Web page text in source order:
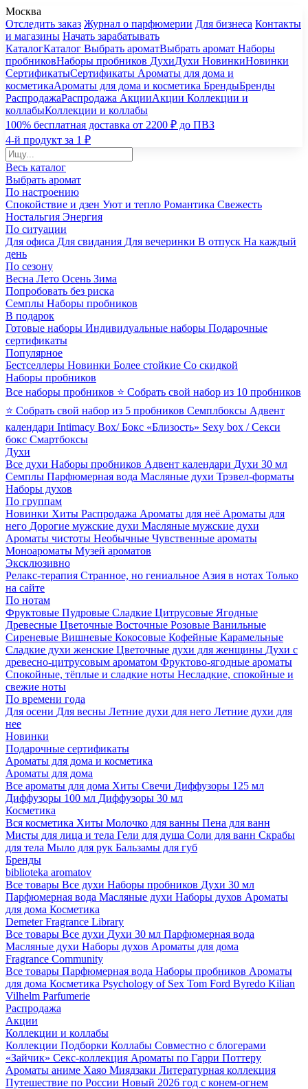
Москва
Отследить заказ Журнал о парфюмерии Для бизнеса Контакты
и магазины Начать зарабатывать
КаталогКаталог Выбрать ароматВыбрать аромат Наборы
пробниковНаборы пробников ДухиДухи НовинкиНовинки
СертификатыСертификаты Ароматы для дома и
косметикаАроматы для дома и косметика БрендыБренды
РаспродажаРаспродажа АкцииАкции Коллекции и
коллабыКоллекции и коллабы
100% бесплатная доставка от 2200 ₽ до ПВЗ
4-й продукт за 1 ₽
Весь каталог
Выбрать аромат
По настроению
Спокойствие и дзен Уют и тепло Романтика Свежесть
Ностальгия Энергия
По ситуации
Для офиса Для свидания Для вечеринки В отпуск На каждый
день
По сезону
Весна Лето Осень Зима
Попробовать без риска
Семплы Наборы пробников
В подарок
Готовые наборы Индивидуальные наборы Подарочные
сертификаты
Популярное
Бестселлеры Новинки Более стойкие Со скидкой
Наборы пробников
Все наборы пробников ⭐ Собрать свой набор из 10 пробников
⭐ Собрать свой набор из 5 пробников Семплбоксы Адвент
календари Intimacy Box/ Бокс «Близость» Sexy box / Секси
бокс Смартбоксы
Духи
Все духи Наборы пробников Адвент календари Духи 30 мл
Семплы Парфюмерная вода Масляные духи Трэвел-форматы
Наборы духов
По группам
Новинки Хиты Распродажа Ароматы для неё Ароматы для
него Дорогие мужские духи Масляные мужские духи
Ароматы чистоты Необычные Чувственные ароматы
Моноароматы Музей ароматов
Эксклюзивно
Релакс-терапия Странное, но гениальное Азия в нотах Только
на сайте
По нотам
Фруктовые Пудровые Сладкие Цитрусовые Ягодные
Древесные Цветочные Восточные Розовые Ванильные
Сиреневые Вишневые Кокосовые Кофейные Карамельные
Сладкие духи женские Цветочные духи для женщины Духи с
древесно-цитрусовым ароматом Фруктово-ягодные ароматы
Спокойные, тёплые и сладкие ноты Несладкие, спокойные и
свежие ноты
По времени года
Для осени Для весны Летние духи для него Летние духи для
нее
Новинки
Подарочные сертификаты
Ароматы для дома и косметика
Ароматы для дома
Все ароматы для дома Хиты Свечи Диффузоры 125 мл
Диффузоры 100 мл Диффузоры 30 мл
Косметика
Вся косметика Хиты Молочко для ванны Пена для ванн
Мисты для лица и тела Гели для душа Соли для ванн Скрабы
для тела Мыло для рук Бальзамы для губ
Бренды
biblioteka aromatov
Все товары Все духи Наборы пробников Духи 30 мл
Парфюмерная вода Масляные духи Наборы духов Ароматы
для дома Косметика
Demeter Fragrance Library
Все товары Все духи Духи 30 мл Парфюмерная вода
Масляные духи Наборы духов Ароматы для дома
Fragrance Community
Все товары Парфюмерная вода Наборы пробников Ароматы
для дома Косметика Psychology of Sex Tom Ford Byredo Kilian
Vilhelm Parfumerie
Распродажа
Акции
Коллекции и коллабы
Коллекции Подборки Коллабы Совместно с блогерами
«Зайчик» Секс-коллекция Ароматы по Гарри Поттеру
Ароматы аниме Хаяо Миядзаки Литературная коллекция
Путешествие по России Новый 2026 год с конем-огнем